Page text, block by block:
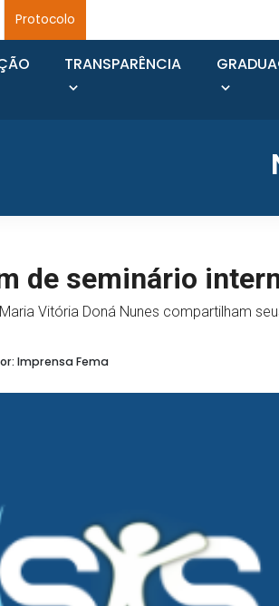
Protocolo
TRANSPARÊNCIA
de seminário
Vitória Doná Nunes compartilham
Imprensa Fema